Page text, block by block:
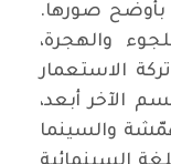
بأوضح صورها.
والهجرة،
الاستعمار
الآخر أبعد،
والسينما